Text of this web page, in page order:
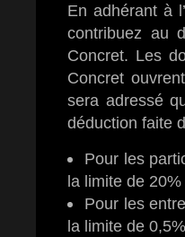
En adhérant à
contribuez au
Concret. Les
Concret
sera adressé
déduction faite
Pour les
la limite de
Pour les
la limite de